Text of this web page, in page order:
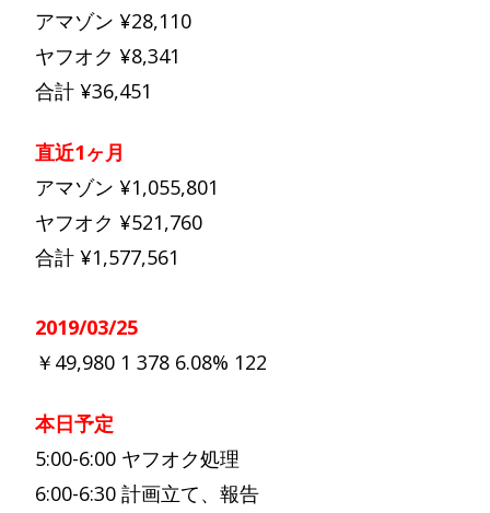
アマゾン ¥28,110
ヤフオク ¥8,341
合計 ¥36,451
直近1ヶ月
アマゾン ¥1,055,801
ヤフオク ¥521,760
合計 ¥1,577,561
2019/03/25
￥49,980 1 378 6.08% 122
本日予定
5:00-6:00 ヤフオク処理
6:00-6:30 計画立て、報告